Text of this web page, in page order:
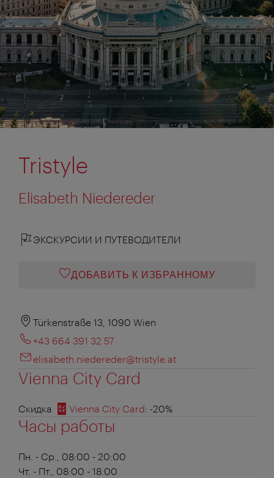
Tristyle
Elisabeth Niedereder
ЭКСКУРСИИ И ПУТЕВОДИТЕЛИ
ДОБАВИТЬ К ИЗБРАННОМУ
Türkenstraße 13, 1090 Wien
+43 664 391 32 57
elisabeth.niedereder@tristyle.at
Vienna City Card
Скидка Vienna City Card: -20%
Часы работы
Пн. - Ср., 08:00 - 20:00
Чт. - Пт., 08:00 - 18:00